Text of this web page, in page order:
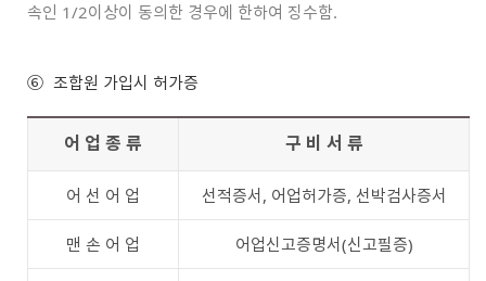
속인 1/2이상이 동의한 경우에 한하여 징수함.
⑥ 조합원 가입시 허가증
어 업 종 류 구 비 서 류
어 선 어 업 선적증서, 어업허가증, 선박검사증서
맨 손 어 업 어업신고증명서(신고필증)